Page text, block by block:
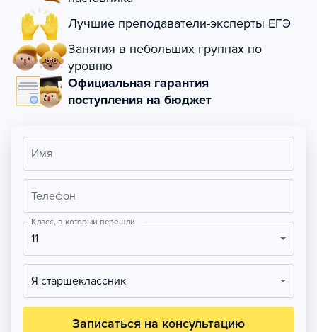
Лучшие преподаватели-эксперты ЕГЭ
Занятия в небольших группах по
уровню
Официальная гарантия
поступления на бюджет
Имя
Телефон
Класс, в который перешли
11
Я старшеклассник
Записаться на консультацию